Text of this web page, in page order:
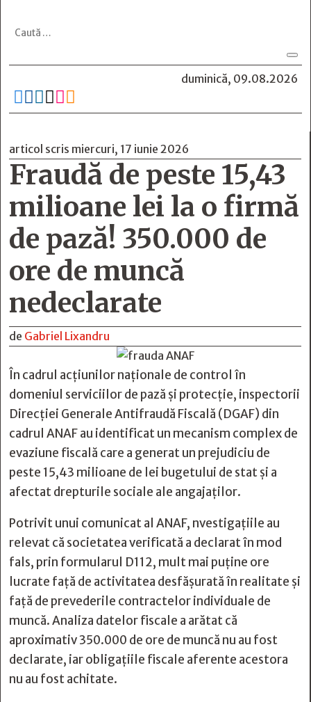
duminică, 09.08.2026
     
articol scris miercuri, 17 iunie 2026
Fraudă de peste 15,43
milioane lei la o firmă
de pază! 350.000 de
ore de muncă
nedeclarate
de Gabriel Lixandru
În cadrul acțiunilor naționale de control în
domeniul serviciilor de pază și protecție, inspectorii
Direcției Generale Antifraudă Fiscală (DGAF) din
cadrul ANAF au identificat un mecanism complex de
evaziune fiscală care a generat un prejudiciu de
peste 15,43 milioane de lei bugetului de stat și a
afectat drepturile sociale ale angajaților.
Potrivit unui comunicat al ANAF, nvestigațiile au
relevat că societatea verificată a declarat în mod
fals, prin formularul D112, mult mai puține ore
lucrate față de activitatea desfășurată în realitate și
față de prevederile contractelor individuale de
muncă. Analiza datelor fiscale a arătat că
aproximativ 350.000 de ore de muncă nu au fost
declarate, iar obligațiile fiscale aferente acestora
nu au fost achitate.